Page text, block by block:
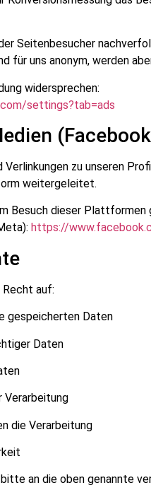
Seitenbesucher
für uns anonym, werden
widersprechen:
settings?tab=ads
zu unseren
weitergeleitet.
Besuch dieser
https://
Recht auf:
gespeicherten Daten
Daten
Verarbeitung
die Verarbeitung
bitte an die oben genannte